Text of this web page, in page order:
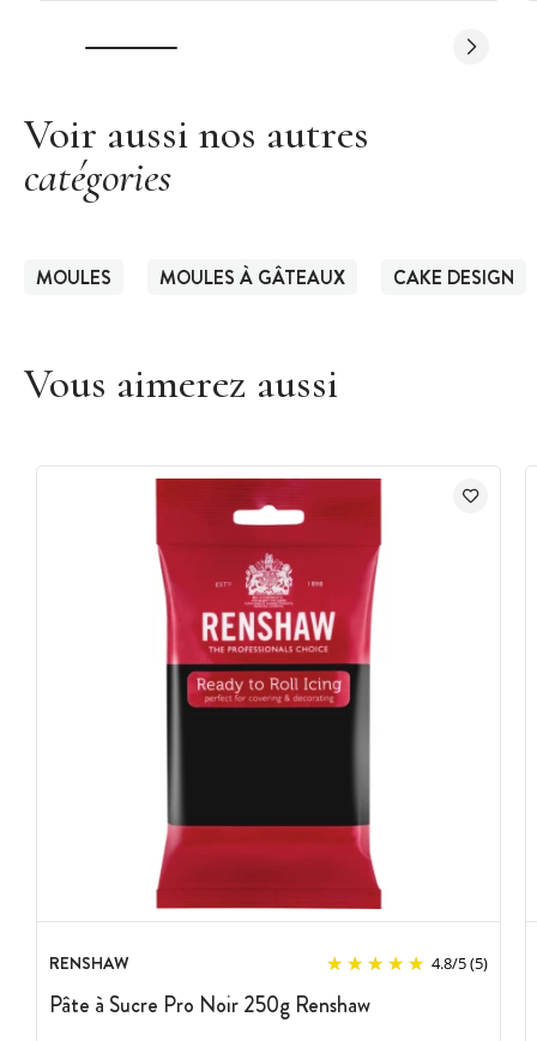
Voir aussi nos autres
catégories
MOULES MOULES À GÂTEAUX CAKE DESIGN
Vous aimerez aussi
RENSHAW 4.8/5(5)
Pâte à Sucre Pro Noir 250g Renshaw